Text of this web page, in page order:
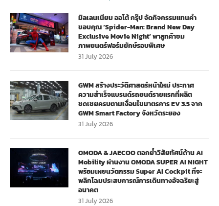
มิลเลนเนียม ออโต้ กรุ๊ป จัดกิจกรรมแทนคำ
ขอบคุณ ‘Spider-Man: Brand New Day
Exclusive Movie Night’ พาลูกค้าชม
ภาพยนตร์ฟอร์มยักษ์รอบพิเศษ
31 July 2026
GWM สร้างประวัติศาสตร์หน้าใหม่ ประกาศ
ความสำเร็จแบรนด์รถยนต์รายแรกที่ผลิต
ชดเชยครบตามเงื่อนไขมาตรการ EV 3.5 จาก
GWM Smart Factory จังหวัดระยอง
31 July 2026
OMODA & JAECOO ตอกย้ำวิสัยทัศน์ด้าน AI
Mobility ผ่านงาน OMODA SUPER AI NIGHT
พร้อมเผยนวัตกรรม Super AI Cockpit ที่จะ
พลิกโฉมประสบการณ์การเดินทางอัจฉริยะสู่
อนาคต
31 July 2026